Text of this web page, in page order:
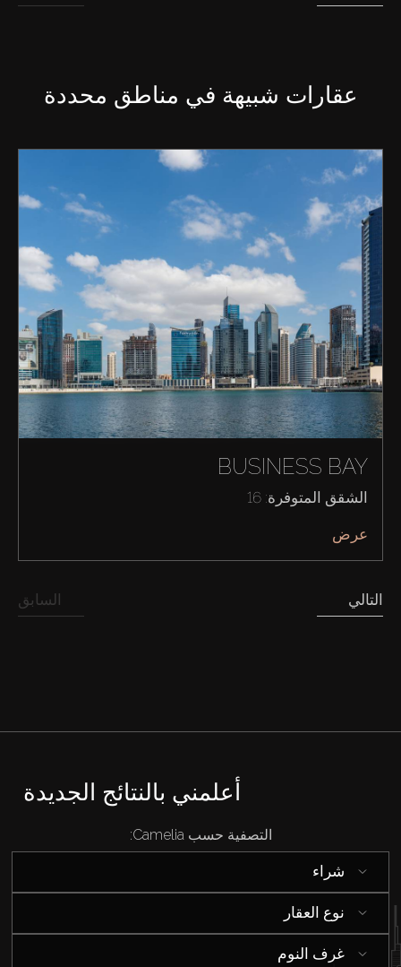
عقارات شبيهة في مناطق محددة
BUSINESS BAY
الشقق المتوفرة: 16
عرض
السابق التالي
أعلمني بالنتائج الجديدة
التصفية حسب Camelia:
شراء
نوع العقار
غرف النوم